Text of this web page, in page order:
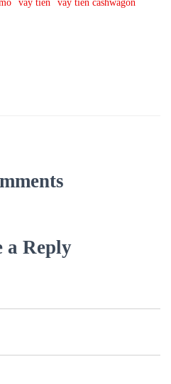
vay tiền vay tiền cashwagon
a Reply